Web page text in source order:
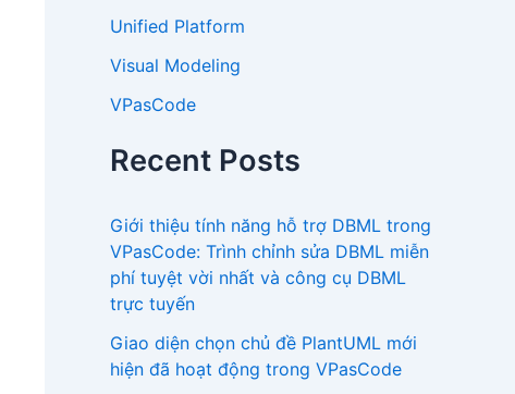
Unified Platform
Visual Modeling
VPasCode
Recent Posts
Giới thiệu tính năng hỗ trợ DBML trong
VPasCode: Trình chỉnh sửa DBML miễn
phí tuyệt vời nhất và công cụ DBML
trực tuyến
Giao diện chọn chủ đề PlantUML mới
hiện đã hoạt động trong VPasCode